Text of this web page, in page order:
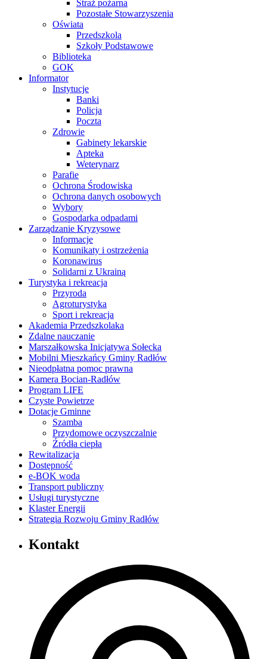
Straż pożarna
Pozostałe Stowarzyszenia
Oświata
Przedszkola
Szkoły Podstawowe
Biblioteka
GOK
Informator
Instytucje
Banki
Policja
Poczta
Zdrowie
Gabinety lekarskie
Apteka
Weterynarz
Parafie
Ochrona Środowiska
Ochrona danych osobowych
Wybory
Gospodarka odpadami
Zarządzanie Kryzysowe
Informacje
Komunikaty i ostrzeżenia
Koronawirus
Solidarni z Ukrainą
Turystyka i rekreacja
Przyroda
Agroturystyka
Sport i rekreacja
Akademia Przedszkolaka
Zdalne nauczanie
Marszałkowska Inicjatywa Sołecka
Mobilni Mieszkańcy Gminy Radłów
Nieodpłatna pomoc prawna
Kamera Bocian-Radłów
Program LIFE
Czyste Powietrze
Dotacje Gminne
Szamba
Przydomowe oczyszczalnie
Źródła ciepła
Rewitalizacja
Dostępność
e-BOK woda
Transport publiczny
Usługi turystyczne
Klaster Energii
Strategia Rozwoju Gminy Radłów
Kontakt